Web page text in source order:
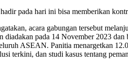
pada hari ini bisa memberikan
acara gabungan tersebut
pada 14 November 2023
ASEAN. Panitia menargetkan
terkini, dan studi kasus tentang